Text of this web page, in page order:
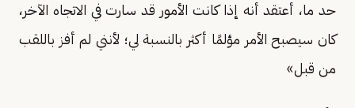
حد ما، أعتقد أنه إذا كانت الأمور قد سارت في الاتجاه الآخر،
كان سيصبح الأمر مؤلمًا أكثر بالنسبة لي؛ لأنني لم أفز باللقب
من قبل»